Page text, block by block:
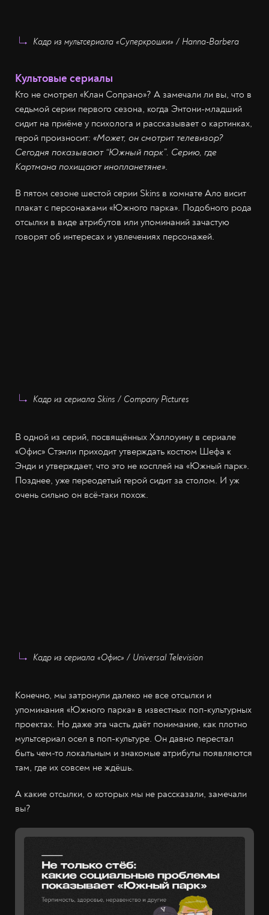
Кадр из мультсериала «Суперкрошки» / Hanna-Barbera
Культовые сериалы
Кто не смотрел «Клан Сопрано»? А замечали ли вы, что в
седьмой серии первого сезона, когда Энтони-младший
сидит на приёме у психолога и рассказывает о картинках,
герой произносит: «Может, он смотрит телевизор?
Сегодня показывают “Южный парк”. Серию, где
Картмана похищают инопланетяне».
В пятом сезоне шестой серии Skins в комнате Ало висит
плакат с персонажами «Южного парка». Подобного рода
отсылки в виде атрибутов или упоминаний зачастую
говорят об интересах и увлечениях персонажей.
Кадр из сериала Skins / Company Pictures
В одной из серий, посвящённых Хэллоуину в сериале
«Офис» Стэнли приходит утверждать костюм Шефа к
Энди и утверждает, что это не косплей на «Южный парк».
Позднее, уже переодетый герой сидит за столом. И уж
очень сильно он всё-таки похож.
Кадр из сериала «Офис» / Universal Television
Конечно, мы затронули далеко не все отсылки и
упоминания «Южного парка» в известных поп-культурных
проектах. Но даже эта часть даёт понимание, как плотно
мультсериал осел в поп-культуре. Он давно перестал
быть чем-то локальным и знакомые атрибуты появляются
там, где их совсем не ждёшь.
А какие отсылки, о которых мы не рассказали, замечали
вы?